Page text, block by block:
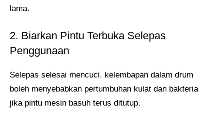
lama.
2. Biarkan Pintu Terbuka Selepas
Penggunaan
Selepas selesai mencuci, kelembapan dalam drum
boleh menyebabkan pertumbuhan kulat dan bakteria
jika pintu mesin basuh terus ditutup.